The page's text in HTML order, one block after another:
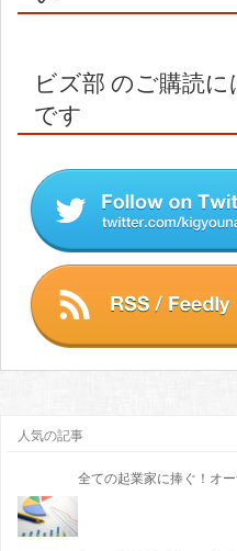
ビズ部 のご購読
です
人気の記事
全ての起業家に捧ぐ！オ